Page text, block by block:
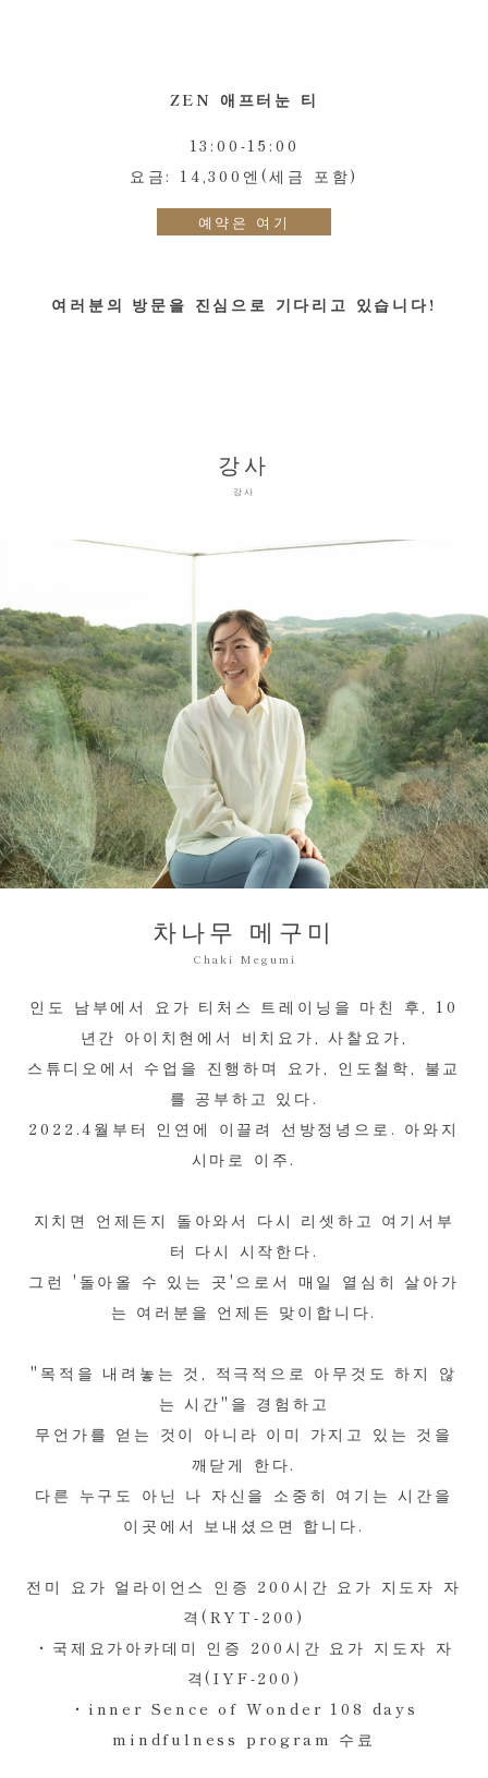
ZEN 애프터눈 티
13:00-15:00
요금: 14,300엔(세금 포함)
예약은 여기
여러분의 방문을 진심으로 기다리고 있습니다!
강사
강사
차나무 메구미
Chaki Megumi
인도 남부에서 요가 티처스 트레이닝을 마친 후, 10
년간 아이치현에서 비치요가, 사찰요가,
스튜디오에서 수업을 진행하며 요가, 인도철학, 불교
를 공부하고 있다.
2022.4월부터 인연에 이끌려 선방정녕으로. 아와지
시마로 이주.
지치면 언제든지 돌아와서 다시 리셋하고 여기서부
터 다시 시작한다.
그런 '돌아올 수 있는 곳'으로서 매일 열심히 살아가
는 여러분을 언제든 맞이합니다.
"목적을 내려놓는 것, 적극적으로 아무것도 하지 않
는 시간"을 경험하고
무언가를 얻는 것이 아니라 이미 가지고 있는 것을
깨닫게 한다.
다른 누구도 아닌 나 자신을 소중히 여기는 시간을
이곳에서 보내셨으면 합니다.
전미 요가 얼라이언스 인증 200시간 요가 지도자 자
격(RYT-200)
・국제요가아카데미 인증 200시간 요가 지도자 자
격(IYF-200)
・inner Sence of Wonder 108 days
mindfulness program 수료